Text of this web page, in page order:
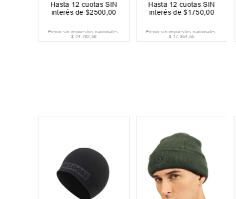
Hasta 12 cuotas SIN
interés de$2500 ,00
Precio sin impuestos nacionales:
$ 24.792,56
Hasta 12 cuotas SIN
interés de$1750 ,00
Precio sin impuestos nacionales:
$ 17.354,55